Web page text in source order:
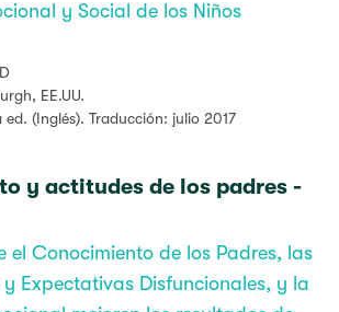
y Social de los Niños
EE.UU.
ed. (Inglés). Traducción: julio 2017
y actitudes de los padres -
el Conocimiento de los Padres, las
Expectativas Disfuncionales, y la